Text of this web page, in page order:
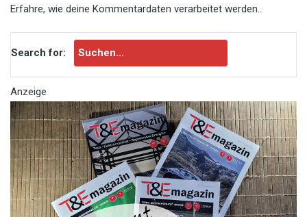
Erfahre, wie deine Kommentardaten verarbeitet werden..
Search for:
Anzeige